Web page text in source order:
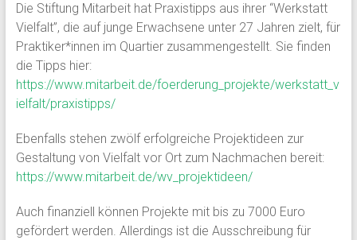
Die Stiftung Mitarbeit hat Praxistipps aus ihrer “Werkstatt
Vielfalt”, die auf junge Erwachsene unter 27 Jahren zielt, für
Praktiker*innen im Quartier zusammengestellt. Sie finden
die Tipps hier:
https://www.mitarbeit.de/foerderung_projekte/werkstatt_v
ielfalt/praxistipps/
Ebenfalls stehen zwölf erfolgreiche Projektideen zur
Gestaltung von Vielfalt vor Ort zum Nachmachen bereit:
https://www.mitarbeit.de/wv_projektideen/
Auch finanziell können Projekte mit bis zu 7000 Euro
gefördert werden. Allerdings ist die Ausschreibung für